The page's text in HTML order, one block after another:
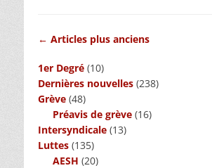
Navigation
articles
← Articles plus anciens
1er Degré (10)
Dernières nouvelles (238)
Grève (48)
Préavis de grève (16)
Intersyndicale (13)
Luttes (135)
AESH (20)